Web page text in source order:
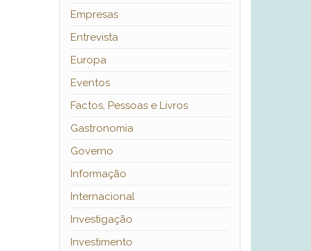
Empresas
Entrevista
Europa
Eventos
Factos, Pessoas e Livros
Gastronomia
Governo
Informação
Internacional
Investigação
Investimento